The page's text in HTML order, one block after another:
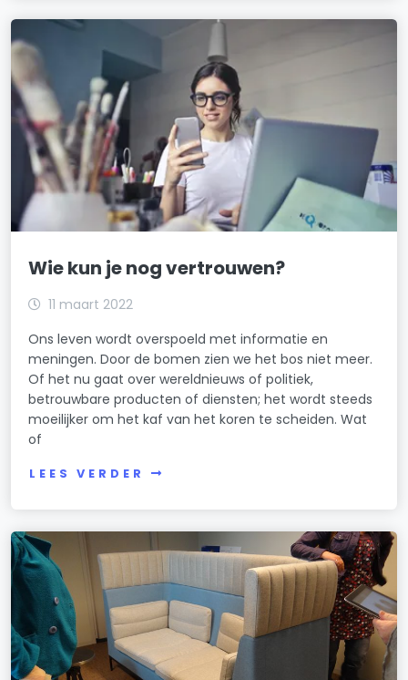
Wie kun je nog vertrouwen?
11 maart 2022
Ons leven wordt overspoeld met informatie en
meningen. Door de bomen zien we het bos niet meer.
Of het nu gaat over wereldnieuws of politiek,
betrouwbare producten of diensten; het wordt steeds
moeilijker om het kaf van het koren te scheiden. Wat
of
LEES VERDER